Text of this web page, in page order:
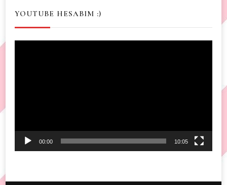
YOUTUBE HESABIM :)
00:00 10:05